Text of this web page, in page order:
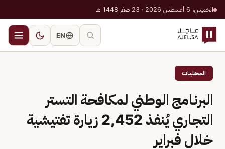
الخميس، 6 أغسطس 2026 · 23 صفر 1448 هـ
EN
المحليات
البرنامج الوطني لمكافحة التستر
التجاري يُنفذ 2,452 زيارة تفتيشية
خلال فبراير